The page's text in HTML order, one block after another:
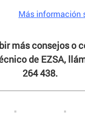
Más información
más consejos o
de EZSA,
264 438.